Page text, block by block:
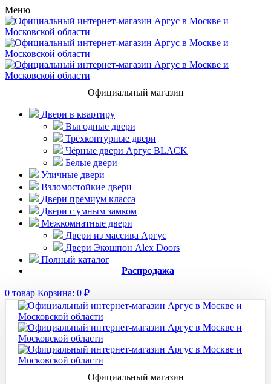
Меню
Официальный магазин
Двери в квартиру
Выгодные двери
Трёхконтурные двери
Чёрные двери Аргус BLACK
Белые двери
Уличные двери
Взломостойкие двери
Двери премиум класса
Двери с умным замком
Межкомнатные двери
Двери из массива Аргус
Двери Экошпон Alex Doors
Полный каталог
Распродажа
0 товар Корзина: 0 ₽
Официальный магазин